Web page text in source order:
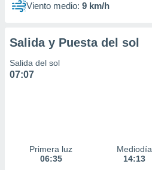
Viento medio: 9 km/h
Salida y Puesta del sol
Salida del sol
07:07
Primera luz
06:35
Mediodía
14:13